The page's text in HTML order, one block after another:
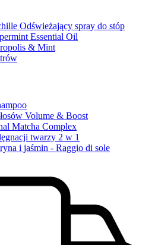
Odświeżający spray do stóp
Essential Oil
& Mint
Volume & Boost
Matcha Complex
twarzy 2 w 1
i jaśmin - Raggio di sole